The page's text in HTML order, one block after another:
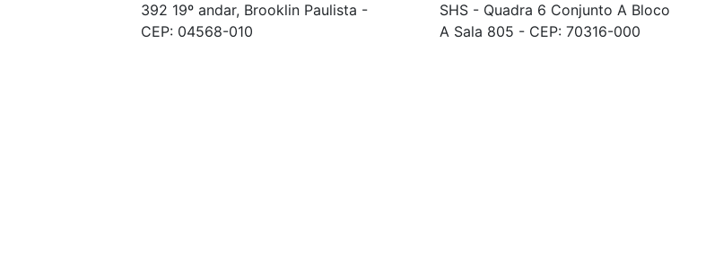
392 19º andar, Brooklin Paulista -
CEP: 04568-010
SHS - Quadra 6 Conjunto A Bloco
A Sala 805 - CEP: 70316-000